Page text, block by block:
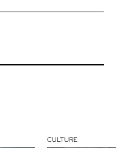
CULTURE